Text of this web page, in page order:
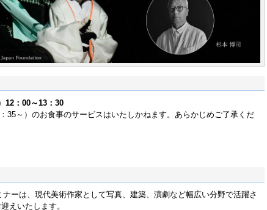
12：00～13：30
35～）のお食事のサービスはいたしかねます。あらかじめご了承くだ
ナーは、現代美術作家として写真、建築、演劇など幅広い分野で活躍さ
えいたします。